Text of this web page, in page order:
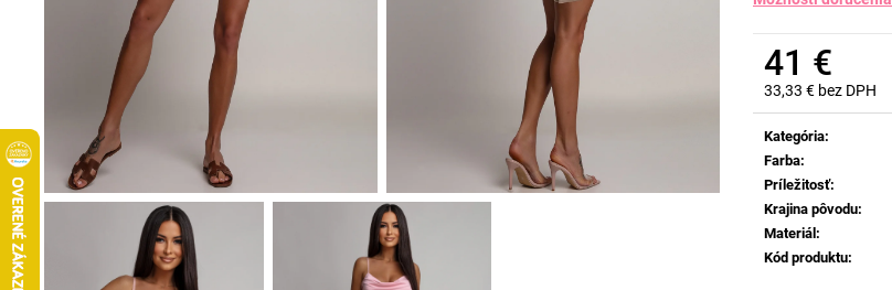
41 €
33,33 € bez DPH
Jednotková
cena:
Kategória:
Farba:
Príležitosť:
Krajina pôvodu:
Materiál:
Kód produktu: